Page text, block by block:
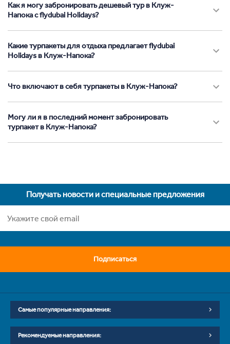
Как я могу забронировать дешевый тур в Клуж-
Напока с flydubai Holidays?
Какие турпакеты для отдыха предлагает flydubai
Holidays в Клуж-Напока?
Что включают в себя турпакеты в Клуж-Напока?
Могу ли я в последний момент забронировать
турпакет в Клуж-Напока?
Получать новости и специальные предложения
Подписаться
Самые популярные направления:
Рекомендуемые направления: